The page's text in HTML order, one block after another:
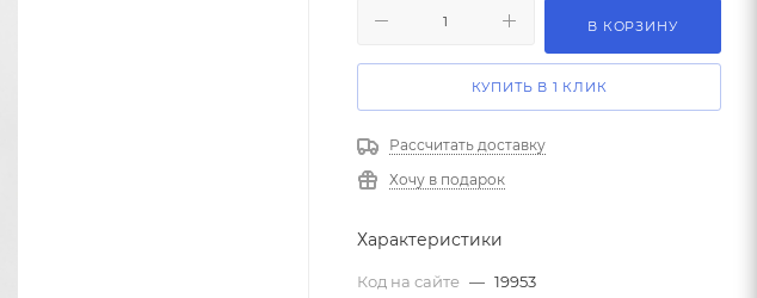
В КОРЗИНУ
КУПИТЬ В 1 КЛИК
Рассчитать доставку
Хочу в подарок
Характеристики
Код на сайте — 19953